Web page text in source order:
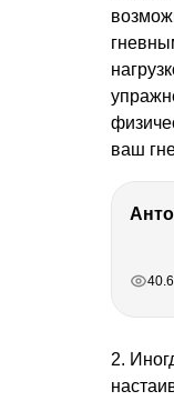
ваш
2.